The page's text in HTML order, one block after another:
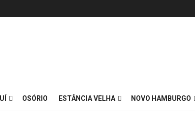
OSÓRIO ESTÂNCIA VELHA NOVO HAMBURGO